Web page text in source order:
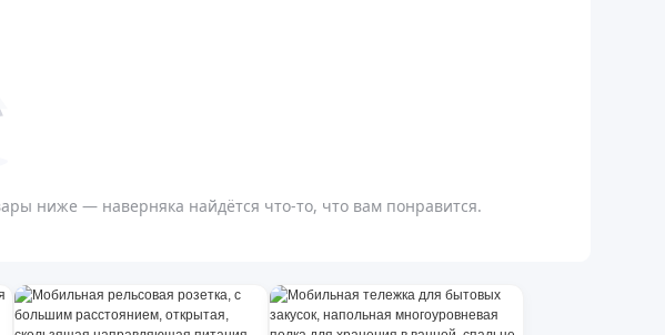
ниже — наверняка найдётся что-то, что вам понравится.